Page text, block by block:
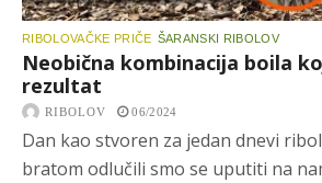
RIBOLOVAČKE PRIČE ŠARANSKI RIBOLOV
Neobična kombinacija boila
rezultat
RIBOLOV 06/2024
Dan kao stvoren za jedan dnevi
bratom odlučili smo se uputiti na